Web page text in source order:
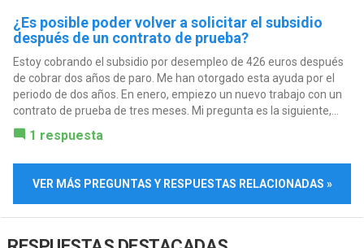
¿Es posible poder volver a solicitar el subsidio
después de un contrato de prueba?
Estoy cobrando el subsidio por desempleo de 426 euros después
de cobrar dos años de paro. Me han otorgado esta ayuda por el
periodo de dos años. En enero, empiezo un nuevo trabajo con un
contrato de prueba de tres meses. Mi pregunta es la siguiente,...
1 respuesta
VER MÁS PREGUNTAS Y RESPUESTAS RELACIONADAS »